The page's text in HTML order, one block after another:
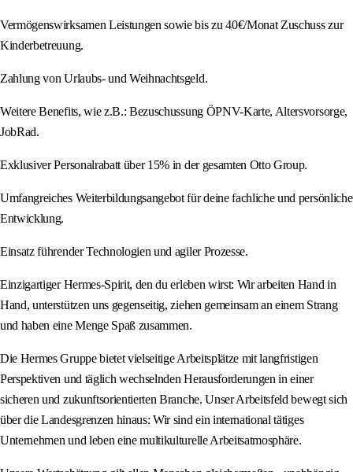
Vermögenswirksamen Leistungen sowie bis zu 40€/Monat Zuschuss zur
Kinderbetreuung.
Zahlung von Urlaubs- und Weihnachtsgeld.
Weitere Benefits, wie z.B.: Bezuschussung ÖPNV-Karte, Altersvorsorge,
JobRad.
Exklusiver Personalrabatt über 15% in der gesamten Otto Group.
Umfangreiches Weiterbildungsangebot für deine fachliche und persönliche
Entwicklung.
Einsatz führender Technologien und agiler Prozesse.
Einzigartiger Hermes-Spirit, den du erleben wirst: Wir arbeiten Hand in
Hand, unterstützen uns gegenseitig, ziehen gemeinsam an einem Strang
und haben eine Menge Spaß zusammen.
Die Hermes Gruppe bietet vielseitige Arbeitsplätze mit langfristigen
Perspektiven und täglich wechselnden Herausforderungen in einer
sicheren und zukunftsorientierten Branche. Unser Arbeitsfeld bewegt sich
über die Landesgrenzen hinaus: Wir sind ein international tätiges
Unternehmen und leben eine multikulturelle Arbeitsatmosphäre.